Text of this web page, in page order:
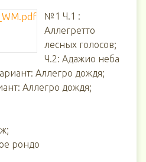
№1 Ч.1 :
Аллегретто
лесных голосов;
Ч.2: Адажио неба
Аллегро дождя;
Аллегро дождя;
рондо